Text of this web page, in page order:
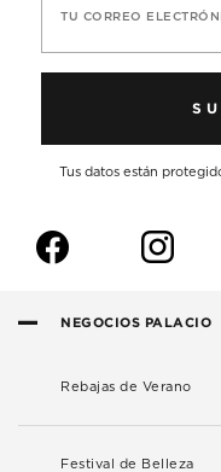
TU CORREO
Tus datos están
f i
NEGOCIOS PALACIO
Rebajas de Verano
Festival de Belleza